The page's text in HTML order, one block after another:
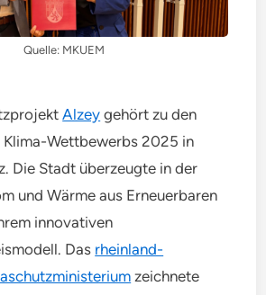
Quelle: MKUEM
Alzey gehört zu den
Klima-Wettbewerbs 2025 in
Die Stadt überzeugte in der
und Wärme aus Erneuerbaren
innovativen
Das rheinland-
zeichnete